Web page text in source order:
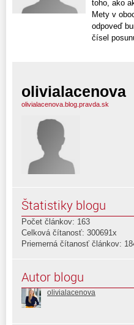
toho, ako
Mety v
odpoveď
čísel
olivialacenova
olivialacenova.blog.pravda.sk
Štatistiky blogu
Počet článkov: 163
Celková čítanosť: 300691x
Priemerná čítanosť článkov:
Autor blogu
olivialacenova